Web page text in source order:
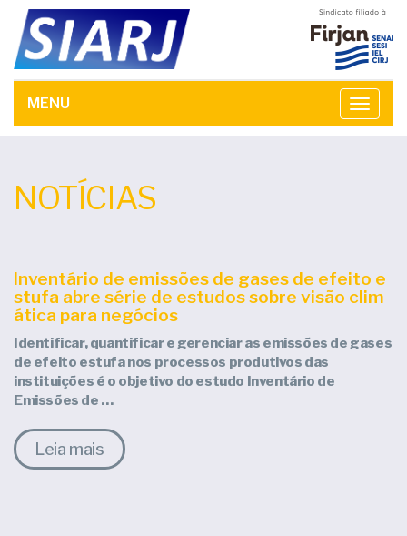
MENU
Toggle
NOTÍCIAS
Inventário de emissões de gases de efeito e
stufa abre série de estudos sobre visão clim
ática para negócios
Identificar, quantificar e gerenciar as emissões de gases
de efeito estufa nos processos produtivos das
instituições é o objetivo do estudo Inventário de
Emissões de …
Leia mais